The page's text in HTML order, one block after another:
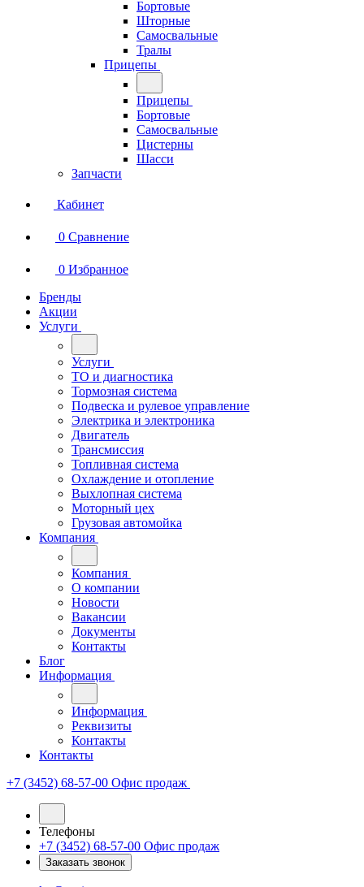
Бортовые
Шторные
Самосвальные
Тралы
Прицепы
Прицепы
Бортовые
Самосвальные
Цистерны
Шасси
Запчасти
Кабинет
0 Сравнение
0 Избранное
Бренды
Акции
Услуги
Услуги
ТО и диагностика
Тормозная система
Подвеска и рулевое управление
Электрика и электроника
Двигатель
Трансмиссия
Топливная система
Охлаждение и отопление
Выхлопная система
Моторный цех
Грузовая автомойка
Компания
Компания
О компании
Новости
Вакансии
Документы
Контакты
Блог
Информация
Информация
Реквизиты
Контакты
Контакты
+7 (3452) 68-57-00 Офис продаж
Телефоны
+7 (3452) 68-57-00 Офис продаж
Заказать звонок